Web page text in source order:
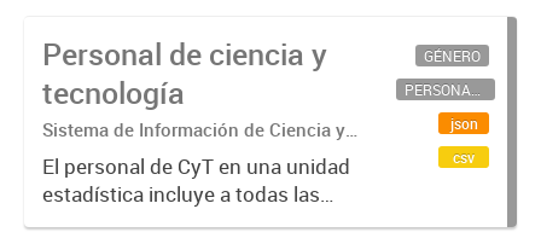
Personal de ciencia y
tecnología
Sistema de Información de Ciencia y
Tecnología Argentino (SICYTAR)
El personal de CyT en una unidad
estadística incluye a todas las
personas involucradas
GÉNERO
PERSONAL CIENTÍFICO-TECNOLÓGICO
json
csv